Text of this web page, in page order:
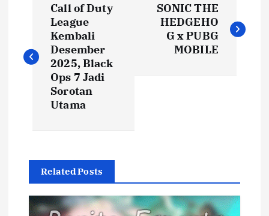
s
Call of Duty
League
Kembali
Desember
2025, Black
Ops 7 Jadi
Sorotan
Utama
SONIC THE
HEDGEHO
G x PUBG
MOBILE
Related Posts